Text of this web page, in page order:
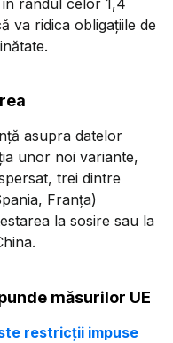
va ridica obligaţiile de
asupra datelor
unor noi variante,
trei dintre
Franţa)
la sosire sau la
măsurilor UE
restricţii impuse